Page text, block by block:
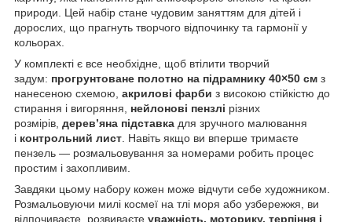
природи. Цей набір стане чудовим заняттям для дітей і
дорослих, що прагнуть творчого відпочинку та гармонії у
кольорах.
У комплекті є все необхідне, щоб втілити творчий
задум: прогрунтоване полотно на підрамнику 40×50 см з
нанесеною схемою, акрилові фарби з високою стійкістю до
стирання і вигоряння, нейлонові пензлі різних
розмірів, дерев’яна підставка для зручного малювання
і контрольний лист . Навіть якщо ви вперше тримаєте
пензель — розмальовування за номерами робить процес
простим і захопливим.
Завдяки цьому набору кожен може відчути себе художником.
Розмальовуючи милі космеї на тлі моря або узбережжя, ви
відпочиваєте, розвиваєте уважність, моторику, терпіння і